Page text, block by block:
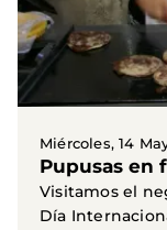
Miércoles, 14
Pupusas en
Visitamos el
Día